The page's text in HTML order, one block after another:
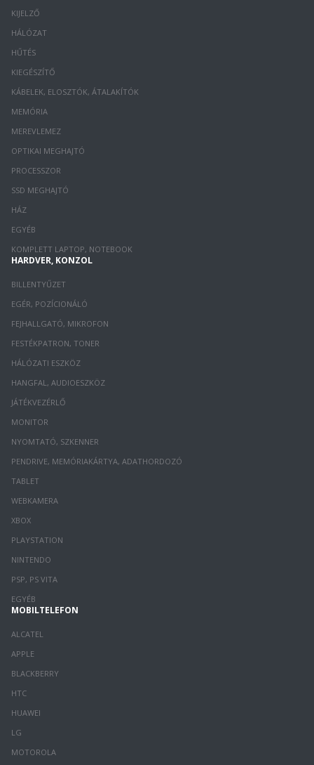
KIJELZŐ
HÁLÓZAT
HŰTÉS
KIEGÉSZÍTŐ
KÁBELEK, ELOSZTÓK, ÁTALAKÍTÓK
MEMÓRIA
MEREVLEMEZ
OPTIKAI MEGHAJTÓ
PROCESSZOR
SSD MEGHAJTÓ
HÁZ
EGYÉB
KOMPLETT LAPTOP, NOTEBOOK
HARDVER, KONZOL
BILLENTYŰZET
EGÉR, POZÍCIONÁLÓ
FEJHALLGATÓ, MIKROFON
FESTÉKPATRON, TONER
HÁLÓZATI ESZKÖZ
HANGFAL, AUDIOESZKÖZ
JÁTÉKVEZÉRLŐ
MONITOR
NYOMTATÓ, SZKENNER
PENDRIVE, MEMÓRIAKÁRTYA, ADATHORDOZÓ
TABLET
WEBKAMERA
XBOX
PLAYSTATION
NINTENDO
PSP, PS VITA
EGYÉB
MOBILTELEFON
ALCATEL
APPLE
BLACKBERRY
HTC
HUAWEI
LG
MOTOROLA